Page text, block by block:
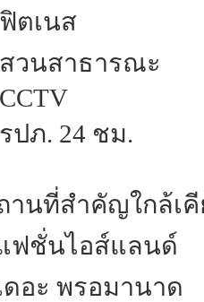
ตเนส
วนสาธารณะ
ปภ. 24 ชม.
านที่สำคัญใกล้เคี
ฟชั่นไอส์แลนด์
ดอะ พรอมานาด